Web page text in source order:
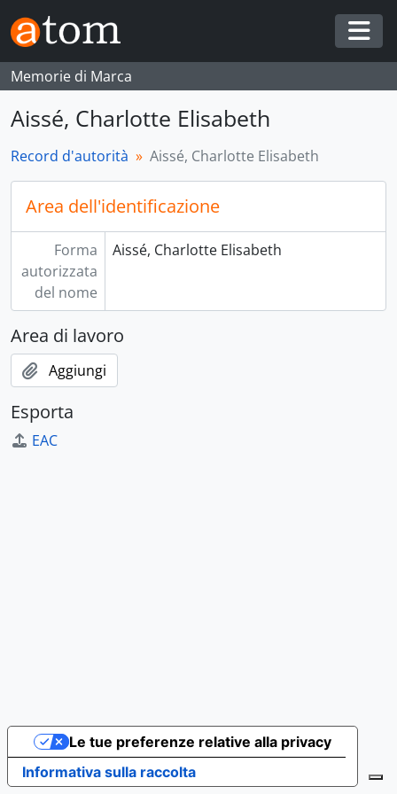
Skip to main content
Memorie di Marca
Aissé, Charlotte Elisabeth
Record d'autorità Aissé, Charlotte Elisabeth
Area dell'identificazione
Forma
autorizzata
del nome
Aissé, Charlotte Elisabeth
Area di lavoro
Aggiungi
Esporta
EAC
Informativa sulla raccolta
Le tue preferenze relative alla privacy